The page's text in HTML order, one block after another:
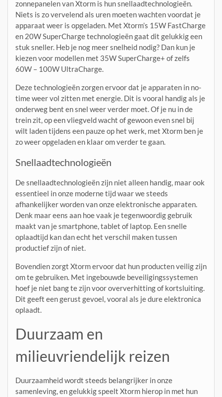
zonnepanelen van Xtorm is hun snellaadtechnologieën.
Niets is zo vervelend als uren moeten wachten voordat je
apparaat weer is opgeladen. Met Xtorm’s 15W FastCharge
en 20W SuperCharge technologieën gaat dit gelukkig een
stuk sneller. Heb je nog meer snelheid nodig? Dan kun je
kiezen voor modellen met 35W SuperCharge+ of zelfs
60W – 100W UltraCharge.
Deze technologieën zorgen ervoor dat je apparaten in no-
time weer vol zitten met energie. Dit is vooral handig als je
onderweg bent en snel weer verder moet. Of je nu in de
trein zit, op een vliegveld wacht of gewoon even snel bij
wilt laden tijdens een pauze op het werk, met Xtorm ben je
zo weer opgeladen en klaar om verder te gaan.
Snellaadtechnologieën
De snellaadtechnologieën zijn niet alleen handig, maar ook
essentieel in onze moderne tijd waar we steeds
afhankelijker worden van onze elektronische apparaten.
Denk maar eens aan hoe vaak je tegenwoordig gebruik
maakt van je smartphone, tablet of laptop. Een snelle
oplaadtijd kan dan echt het verschil maken tussen
productief zijn of niet.
Bovendien zorgt Xtorm ervoor dat hun producten veilig zijn
om te gebruiken. Met ingebouwde beveiligingssystemen
hoef je niet bang te zijn voor oververhitting of kortsluiting.
Dit geeft een gerust gevoel, vooral als je dure elektronica
oplaadt.
Duurzaam en
milieuvriendelijk reizen
Duurzaamheid wordt steeds belangrijker in onze
samenleving, en gelukkig speelt Xtorm hierop in met hun